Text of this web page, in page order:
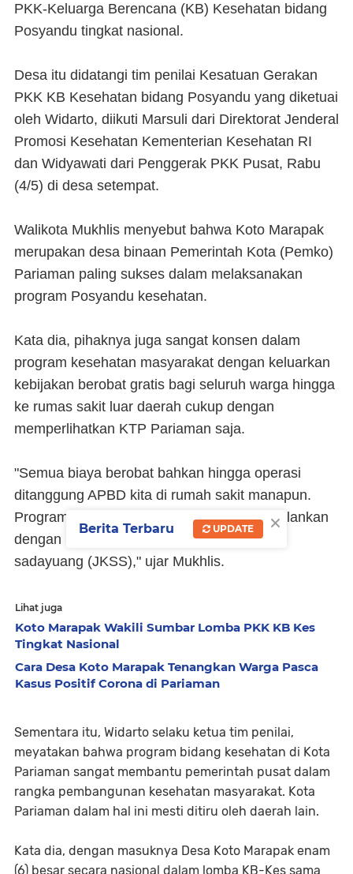
PKK-Keluarga Berencana (KB) Kesehatan bidang
Posyandu tingkat nasional.
Desa itu didatangi tim penilai Kesatuan Gerakan
PKK KB Kesehatan bidang Posyandu yang diketuai
oleh Widarto, diikuti Marsuli dari Direktorat Jenderal
Promosi Kesehatan Kementerian Kesehatan RI
dan Widyawati dari Penggerak PKK Pusat, Rabu
(4/5) di desa setempat.
Walikota Mukhlis menyebut bahwa Koto Marapak
merupakan desa binaan Pemerintah Kota (Pemko)
Pariaman paling sukses dalam melaksanakan
program Posyandu kesehatan.
Kata dia, pihaknya juga sangat konsen dalam
program kesehatan masyarakat dengan keluarkan
kebijakan berobat gratis bagi seluruh warga hingga
ke rumas sakit luar daerah cukup dengan
memperlihatkan KTP Pariaman saja.
"Semua biaya berobat bahkan hingga operasi
ditanggung APBD kita di rumah sakit manapun.
Program kesehatan gratis telah lama kita jalankan
dengan nama jaminan kesehatan sabiduak
sadayuang (JKSS)," ujar Mukhlis.
Lihat juga
Koto Marapak Wakili Sumbar Lomba PKK KB Kes
Tingkat Nasional
Cara Desa Koto Marapak Tenangkan Warga Pasca
Kasus Positif Corona di Pariaman
Sementara itu, Widarto selaku ketua tim penilai,
meyatakan bahwa program bidang kesehatan di Kota
Pariaman sangat membantu pemerintah pusat dalam
rangka pembangunan kesehatan masyarakat. Kota
Pariaman dalam hal ini mesti ditiru oleh daerah lain.
Kata dia, dengan masuknya Desa Koto Marapak enam
(6) besar secara nasional dalam lomba KB-Kes sama
×
Berita Terbaru UPDATE